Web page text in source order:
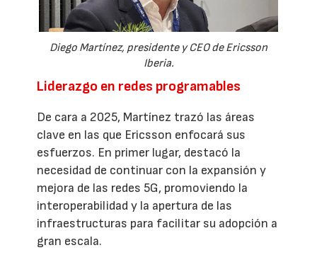
Diego Martínez, presidente y CEO de Ericsson
Iberia.
Liderazgo en redes programables
De cara a 2025, Martínez trazó las áreas
clave en las que Ericsson enfocará sus
esfuerzos. En primer lugar, destacó la
necesidad de continuar con la expansión y
mejora de las redes 5G, promoviendo la
interoperabilidad y la apertura de las
infraestructuras para facilitar su adopción a
gran escala.